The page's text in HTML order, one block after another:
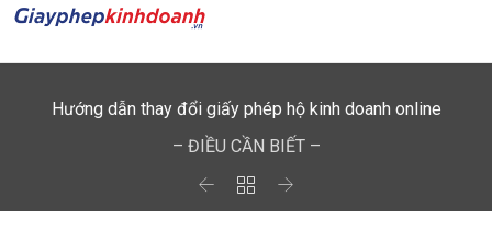
Hướng dẫn thay đổi giấy phép hộ kinh doanh online
– ĐIỀU CẦN BIẾT –
  